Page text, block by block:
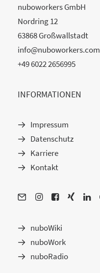
nuboworkers GmbH
Nordring 12
63868 Großwallstadt
info@nuboworkers.com
+49 6022 2656995
INFORMATIONEN
Impressum
Datenschutz
Karriere
Kontakt
nuboWiki
nuboWork
nuboRadio